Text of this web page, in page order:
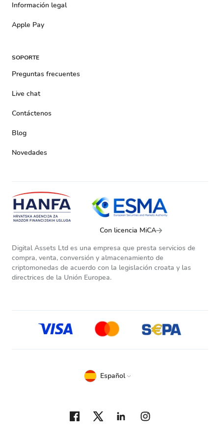
Información legal
Apple Pay
SOPORTE
Preguntas frecuentes
Live chat
Contáctenos
Blog
Novedades
Con licencia MiCA
Digital Assets Ltd es una empresa que presta servicios de
compra, venta, conversión y almacenamiento de
criptomonedas de acuerdo con la legislación croata y las
directrices de la Unión Europea.
Español